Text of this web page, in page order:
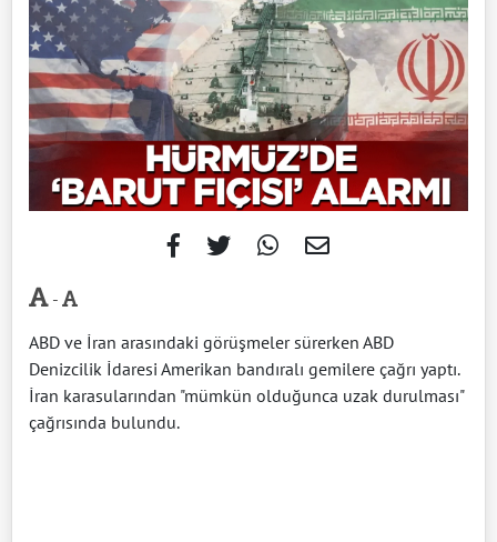
-
ABD ve İran arasındaki görüşmeler sürerken ABD
Denizcilik İdaresi Amerikan bandıralı gemilere çağrı yaptı.
İran karasularından "mümkün olduğunca uzak durulması"
çağrısında bulundu.